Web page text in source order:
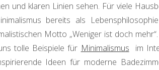
und klaren Linien sehen. Für viele
bereits als
Motto „Weniger ist doch
tolle Beispiele für Minimalismus im
Ideen für moderne